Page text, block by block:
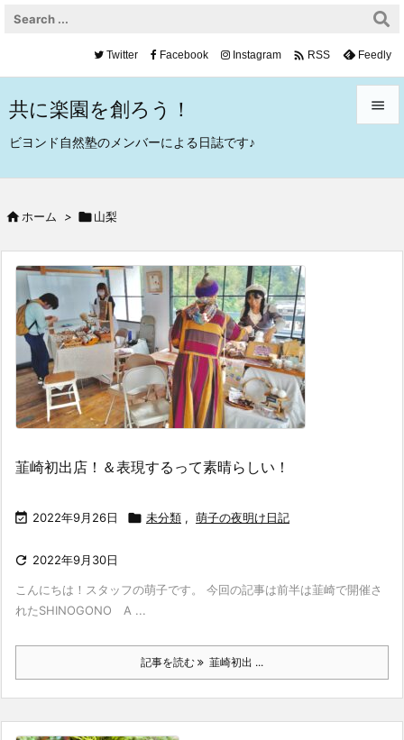
共に楽園を創ろう！
ビヨンド自然塾のメンバーによる日誌です♪

前へ
Twitter Facebook Instagram  RSS Feedly
 ホーム > 山梨
韮崎初出店！＆表現するって素晴らしい！
 2022年9月26日  未分類 , 萌子の夜明け日記
 2022年9月30日
こんにちは！スタッフの萌子です。 今回の記事は前半は韮崎で開催さ
れたSHINOGONO A ...
記事を読む 韮崎初出 ...